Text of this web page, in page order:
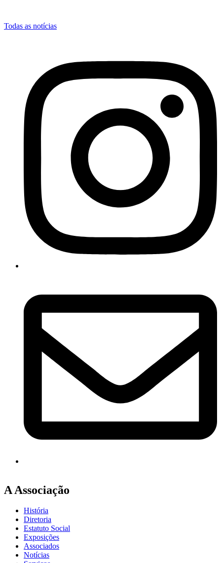
Todas as notícias
A Associação
História
Diretoria
Estatuto Social
Exposições
Associados
Notícias